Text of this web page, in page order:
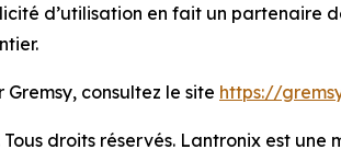
d’utilisation en fait un partenaire
Gremsy, consultez le site https://
droits réservés. Lantronix est